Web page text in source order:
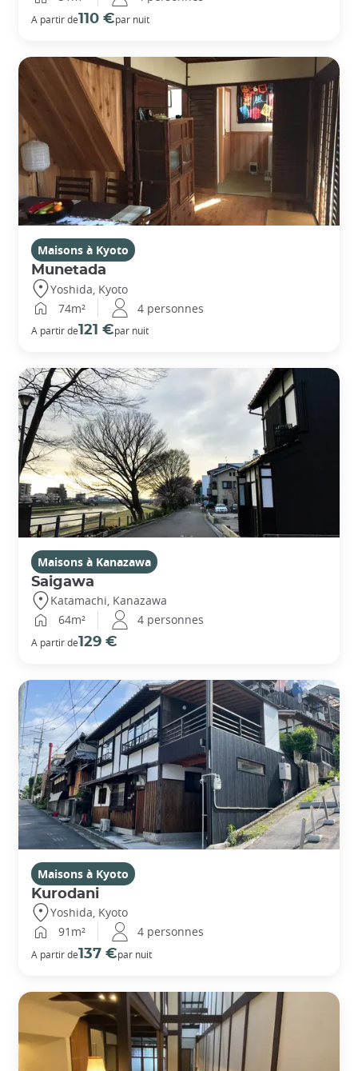
A partir de110 €par nuit
Maisons à Kyoto
Munetada
Yoshida, Kyoto
74m²
4 personnes
A partir de121 €par nuit
Maisons à Kanazawa
Saigawa
Katamachi, Kanazawa
64m²
4 personnes
A partir de129 €
Maisons à Kyoto
Kurodani
Yoshida, Kyoto
91m²
4 personnes
A partir de137 €par nuit